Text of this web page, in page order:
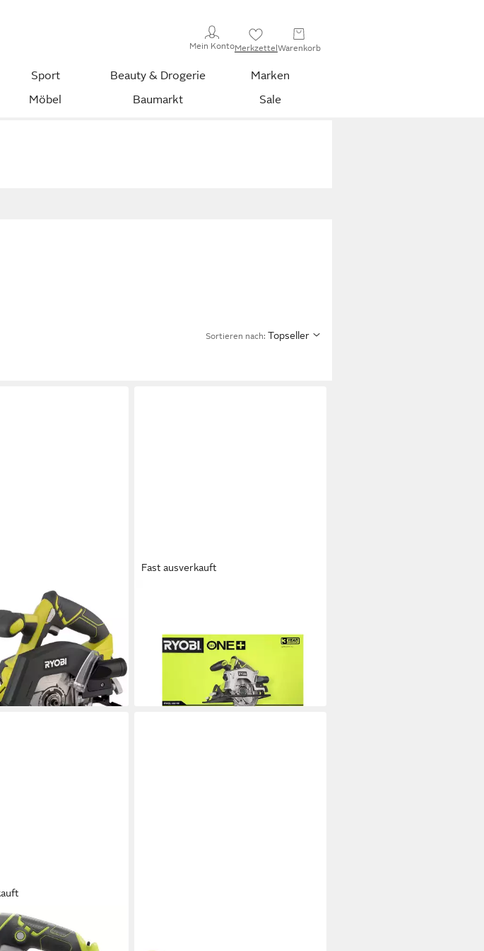
Mein KontoMerkzettelWarenkorb
Sport Beauty & Drogerie
Marken
Möbel Baumarkt Sale
Sortieren nach: Topseller
R18CSP-0 Akku-
3 Werktagen bei dir
Fast ausverkauft
Kreissäge, Laser, 150 mm (ohne
lieferbar - in 2-3 Werktagen bei dir
Ryobi